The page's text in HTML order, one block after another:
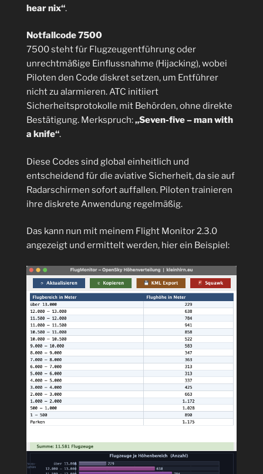
hear nix“.
Notfallcode 7500
7500 steht für Flugzeugentführung oder
unrechtmäßige Einflussnahme (Hijacking), wobei
Piloten den Code diskret setzen, um Entführer
nicht zu alarmieren. ATC initiiert
Sicherheitsprotokolle mit Behörden, ohne direkte
Bestätigung. Merkspruch:„Seven-five – man with
a knife“.
Diese Codes sind global einheitlich und
entscheidend für die aviative Sicherheit, da sie auf
Radarschirmen sofort auffallen. Piloten trainieren
ihre diskrete Anwendung regelmäßig.
Das kann nun mit meinem Flight Monitor 2.3.0
angezeigt und ermittelt werden, hier ein Beispiel: